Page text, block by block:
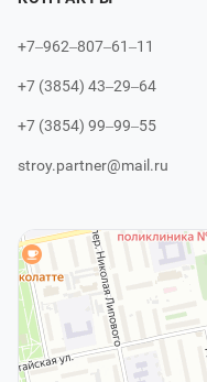
+7‒962‒807‒61‒11
+7 (3854) 43‒29‒64
+7 (3854) 99‒99‒55
stroy.partner@mail.ru